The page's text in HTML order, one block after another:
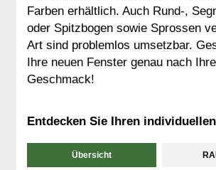
Farben erhältlich. Auch Rund-,
oder Spitzbogen sowie Sprossen
Art sind problemlos umsetzbar.
Ihre neuen Fenster genau nach
Geschmack!
Entdecken Sie Ihren
Übersicht